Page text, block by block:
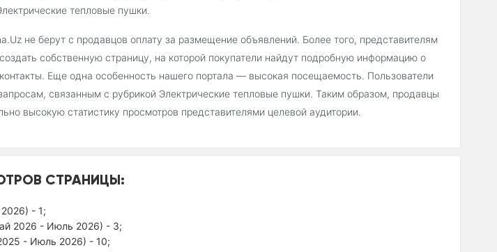
тепловые пушки.
не берут с продавцов оплату за размещение объявлений. Более того, представителям
собственную страницу, на которой покупатели найдут подробную информацию о
Еще одна особенность нашего портала — высокая посещаемость. Пользователи
связанным с рубрикой Электрические тепловые пушки. Таким образом, продавцы
высокую статистику просмотров представителями целевой аудитории.
СТРАНИЦЫ:
- 1;
2026 - Июль 2026) - 3;
- Июль 2026) - 10;